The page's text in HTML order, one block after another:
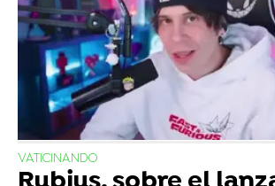
VATICINANDO